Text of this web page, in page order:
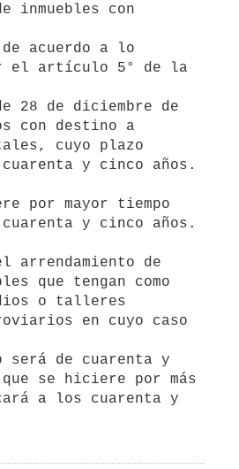
inmuebles con
el artículo 5° de la
con destino a
cuarenta y cinco años.
y cinco años.
que tengan como
en cuyo caso
se hiciere por más